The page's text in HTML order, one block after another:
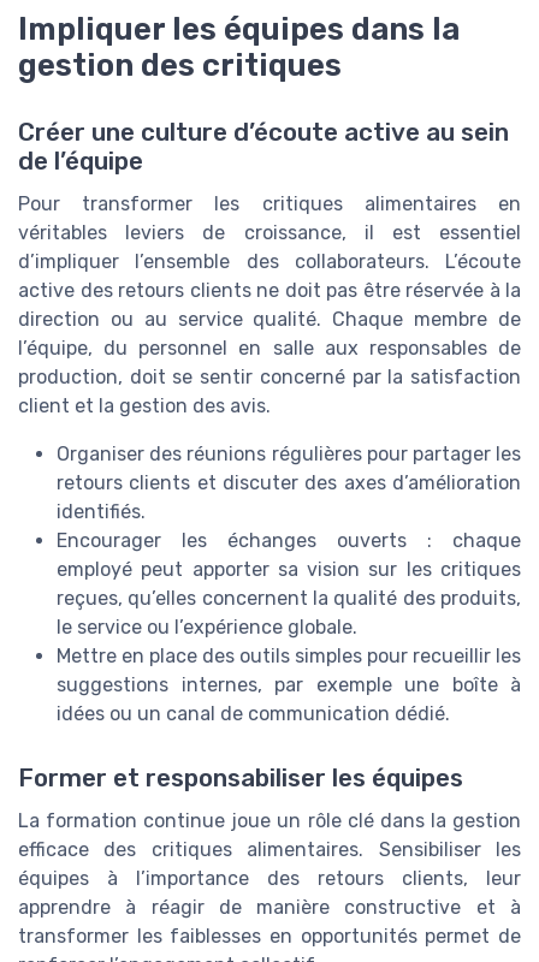
Impliquer les équipes dans la
gestion des critiques
Créer une culture d’écoute active au sein
de l’équipe
Pour transformer les critiques alimentaires en
véritables leviers de croissance, il est essentiel
d’impliquer l’ensemble des collaborateurs. L’écoute
active des retours clients ne doit pas être réservée à la
direction ou au service qualité. Chaque membre de
l’équipe, du personnel en salle aux responsables de
production, doit se sentir concerné par la satisfaction
client et la gestion des avis.
Organiser des réunions régulières pour partager les
retours clients et discuter des axes d’amélioration
identifiés.
Encourager les échanges ouverts : chaque
employé peut apporter sa vision sur les critiques
reçues, qu’elles concernent la qualité des produits,
le service ou l’expérience globale.
Mettre en place des outils simples pour recueillir les
suggestions internes, par exemple une boîte à
idées ou un canal de communication dédié.
Former et responsabiliser les équipes
La formation continue joue un rôle clé dans la gestion
efficace des critiques alimentaires. Sensibiliser les
équipes à l’importance des retours clients, leur
apprendre à réagir de manière constructive et à
transformer les faiblesses en opportunités permet de